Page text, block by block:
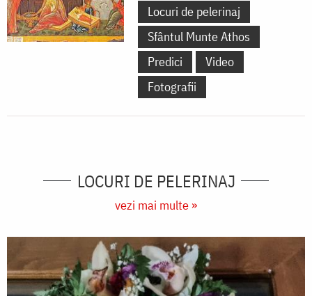
Locuri de pelerinaj
Sfântul Munte Athos
Predici
Video
Fotografii
LOCURI DE PELERINAJ
vezi mai multe »